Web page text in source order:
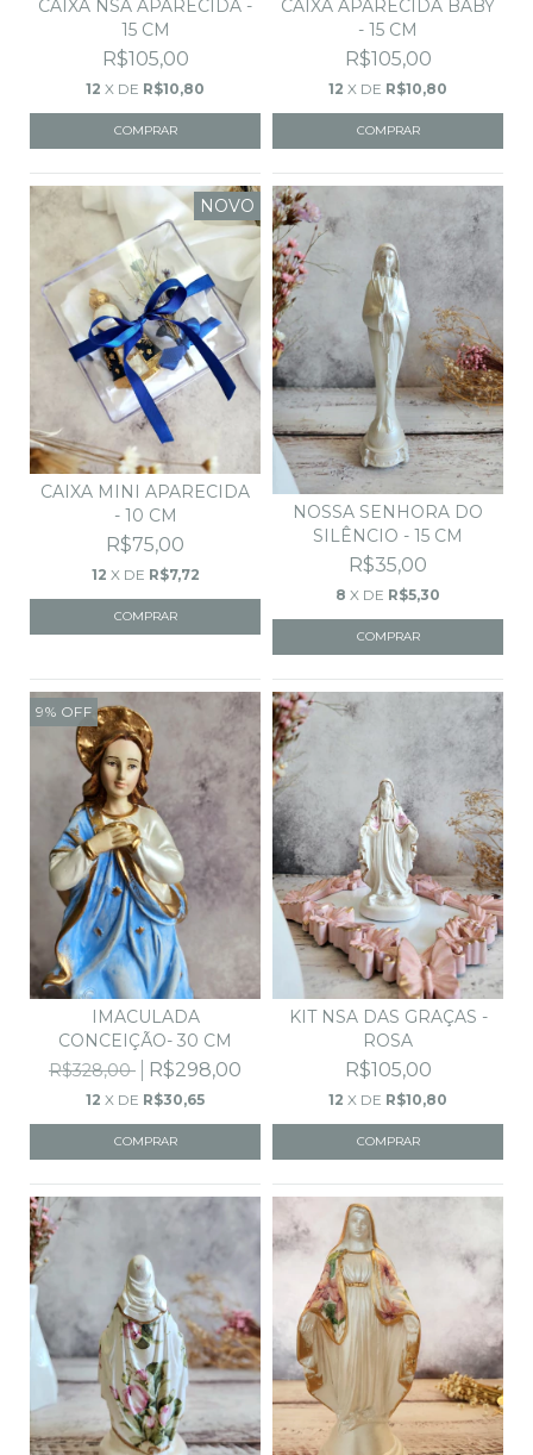
CAIXA NSA APARECIDA -
15 CM
R$105,00
12 X DE R$10,80
CAIXA APARECIDA BABY
- 15 CM
R$105,00
12 X DE R$10,80
NOVO
CAIXA MINI APARECIDA
- 10 CM
R$75,00
12 X DE R$7,72
NOSSA SENHORA DO
SILÊNCIO - 15 CM
R$35,00
8 X DE R$5,30
9% OFF
IMACULADA
CONCEIÇÃO- 30 CM
R$328,00
R$298,00
12 X DE R$30,65
KIT NSA DAS GRAÇAS -
ROSA
R$105,00
12 X DE R$10,80